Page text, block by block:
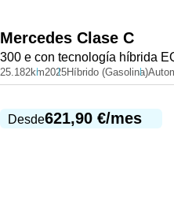
Mercedes Clase C
300 e con tecnología híbrida
25.182km2025Híbrido (Gasolina)
Desde621,90 €/mes